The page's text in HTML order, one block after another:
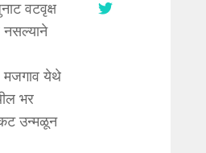
वटवृक्ष
मजगाव येथे
भर
उन्मळून